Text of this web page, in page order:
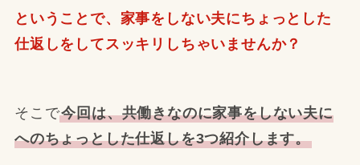
ということで、家事をしない夫にちょっとした
仕返しをしてスッキリしちゃいませんか？
そこで今回は、共働きなのに家事をしない夫に
へのちょっとした仕返しを3つ紹介します。